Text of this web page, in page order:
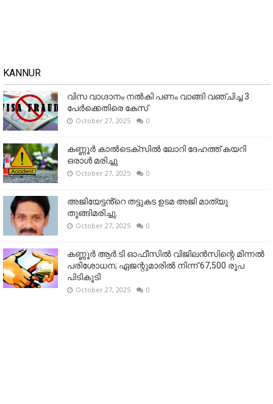
KANNUR
വിസ വാഗ്ദാനം നൽകി പണം വാങ്ങി വഞ്ചിച്ച 3
പേർക്കെതിരെ കേസ്
October 27, 2025 0
കണ്ണൂര്‍ കാല്‍ടെക്‌സില്‍ ലോറി ദേഹത്ത് കയറി
ഒരാള്‍ മരിച്ചു
October 27, 2025 0
അജിയേട്ടൻ്റെ തട്ടുകട ഉടമ അജി മാത്യു
തൂങ്ങിമരിച്ചു.
October 27, 2025 0
കണ്ണൂര്‍ ആര്‍.ടി ഓഫീസില്‍ വിജിലൻസിന്റെ മിന്നല്‍
പരിശോധന; ഏജന്റുമാരില്‍ നിന്ന് 67,500 രൂപ
പിടികൂടി
October 27, 2025 0